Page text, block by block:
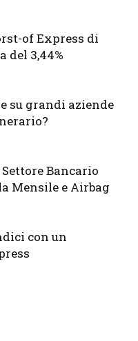
of Express di
del 3,44%
su grandi aziende
Bancario
Mensile e Airbag
con un